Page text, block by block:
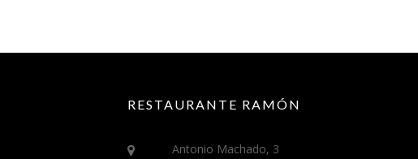
RESTAURANTE RAMÓN
Antonio Machado, 3